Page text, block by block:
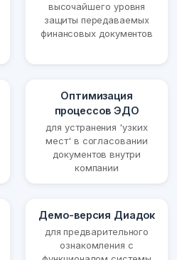
высочайшего уровня
защиты передаваемых
финансовых документов
Оптимизация
процессов ЭДО
для устранения 'узких
мест' в согласовании
документов внутри
компании
Демо-версия Диадок
для предварительного
ознакомления с